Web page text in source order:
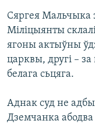
ПАЛІТВЯЗЬНІ
КУЛЬТУРА
PREMIUM
МОВА
НА ХВАЛЯХ СВАБОДЫ
Усе сайты РС/
Сяргея Мальчыка
Міліцыянты
ягоны актыўны
царквы, другі –
белага сьцяга.
Аднак суд не
Дземчанка